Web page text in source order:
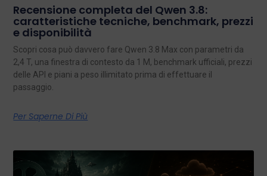
Recensione completa del Qwen 3.8:
caratteristiche tecniche, benchmark, prezzi
e disponibilità
Scopri cosa può davvero fare Qwen 3.8 Max con parametri da
2,4 T, una finestra di contesto da 1 M, benchmark ufficiali, prezzi
delle API e piani a peso illimitato prima di effettuare il
passaggio.
Per Saperne Di Più